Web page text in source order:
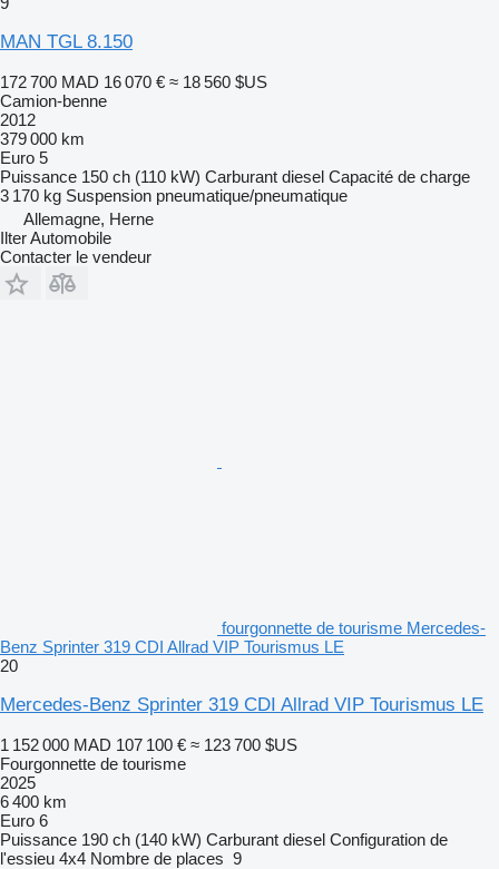
MAN TGL 8.150
172 700 MAD 16 070 € ≈ 18 560 $US
Camion-benne
2012
379 000 km
Euro 5
Puissance 150 ch (110 kW) Carburant diesel Capacité de charge
3 170 kg Suspension pneumatique/pneumatique
Allemagne, Herne
Ilter Automobile
Contacter le vendeur
fourgonnette de tourisme Mercedes-
Benz Sprinter 319 CDI Allrad VIP Tourismus LE
20
Mercedes-Benz Sprinter 319 CDI Allrad VIP Tourismus LE
1 152 000 MAD 107 100 € ≈ 123 700 $US
Fourgonnette de tourisme
2025
6 400 km
Euro 6
Puissance 190 ch (140 kW) Carburant diesel Configuration de
l'essieu 4x4 Nombre de places 9